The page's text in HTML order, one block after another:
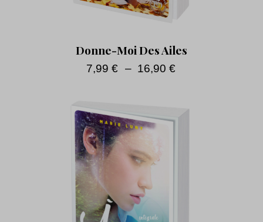
Donne-Moi Des Ailes
7,99 € – 16,90 €